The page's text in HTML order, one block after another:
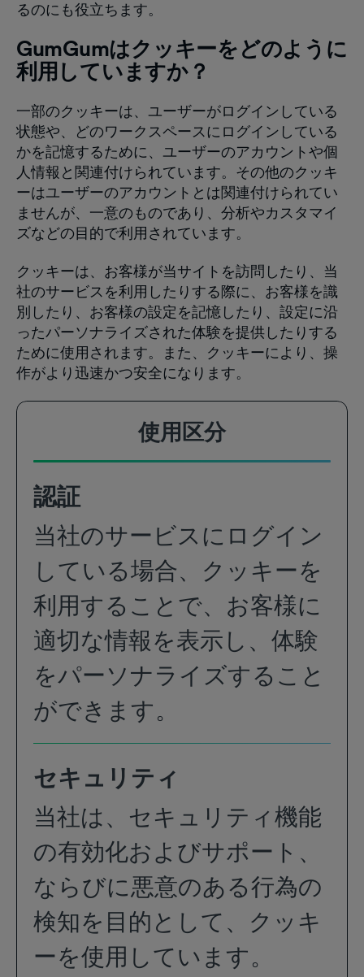
るのにも役立ちます。
GumGumはクッキーをどのように
利用していますか？
一部のクッキーは、ユーザーがログインしている
状態や、どのワークスペースにログインしている
かを記憶するために、ユーザーのアカウントや個
人情報と関連付けられています。その他のクッキ
ーはユーザーのアカウントとは関連付けられてい
ませんが、一意のものであり、分析やカスタマイ
ズなどの目的で利用されています。
クッキーは、お客様が当サイトを訪問したり、当
社のサービスを利用したりする際に、お客様を識
別したり、お客様の設定を記憶したり、設定に沿
ったパーソナライズされた体験を提供したりする
ために使用されます。また、クッキーにより、操
作がより迅速かつ安全になります。
使用区分
認証
当社のサービスにログイン
している場合、クッキーを
利用することで、お客様に
適切な情報を表示し、体験
をパーソナライズすること
ができます。
セキュリティ
当社は、セキュリティ機能
の有効化およびサポート、
ならびに悪意のある行為の
検知を目的として、クッキ
ーを使用しています。